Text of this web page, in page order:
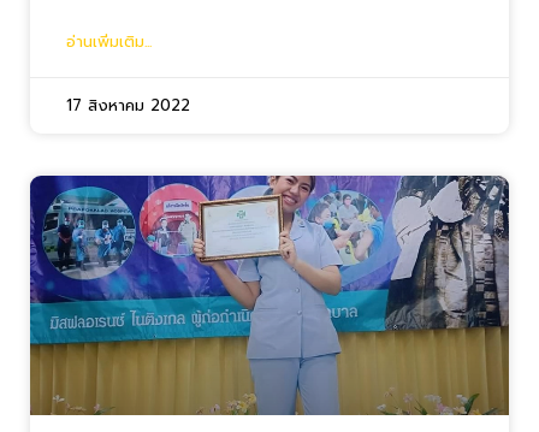
อ่านเพิ่มเติม...
17 สิงหาคม 2022